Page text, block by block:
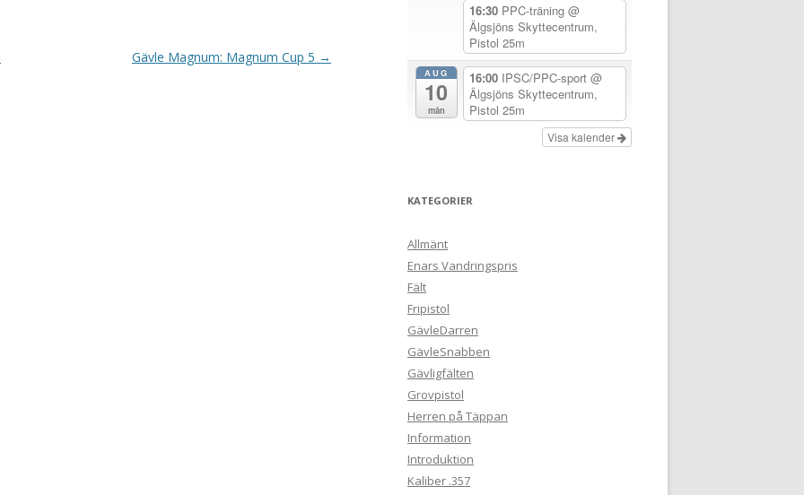
Gävle Magnum: Magnum Cup 5 →
16:30 PPC-träning @
Älgsjöns Skyttecentrum,
Pistol 25m
AUG
10
mån
16:00 IPSC/PPC-sport @
Älgsjöns Skyttecentrum,
Pistol 25m
Visa kalender
KATEGORIER
Allmänt
Enars Vandringspris
Fält
Fripistol
GävleDarren
GävleSnabben
Gävligfälten
Grovpistol
Herren på Täppan
Information
Introduktion
Kaliber .357